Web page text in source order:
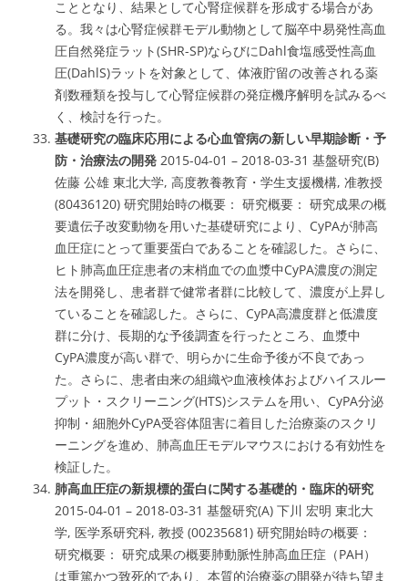
こととなり、結果として心腎症候群を形成する場合があ
る。我々は心腎症候群モデル動物として脳卒中易発性高血
圧自然発症ラット(SHR-SP)ならびにDahl食塩感受性高血
圧(DahlS)ラットを対象として、体液貯留の改善される薬
剤数種類を投与して心腎症候群の発症機序解明を試みるべ
く、検討を行った。
基礎研究の臨床応用による心血管病の新しい早期診断・予
防・治療法の開発 2015-04-01 – 2018-03-31 基盤研究(B)
佐藤 公雄 東北大学, 高度教養教育・学生支援機構, 准教授
(80436120) 研究開始時の概要： 研究概要： 研究成果の概
要遺伝子改変動物を用いた基礎研究により、CyPAが肺高
血圧症にとって重要蛋白であることを確認した。さらに、
ヒト肺高血圧症患者の末梢血での血漿中CyPA濃度の測定
法を開発し、患者群で健常者群に比較して、濃度が上昇し
ていることを確認した。さらに、CyPA高濃度群と低濃度
群に分け、長期的な予後調査を行ったところ、血漿中
CyPA濃度が高い群で、明らかに生命予後が不良であっ
た。さらに、患者由来の組織や血液検体およびハイスルー
プット・スクリーニング(HTS)システムを用い、CyPA分泌
抑制・細胞外CyPA受容体阻害に着目した治療薬のスクリ
ーニングを進め、肺高血圧モデルマウスにおける有効性を
検証した。
肺高血圧症の新規標的蛋白に関する基礎的・臨床的研究
2015-04-01 – 2018-03-31 基盤研究(A) 下川 宏明 東北大
学, 医学系研究科, 教授 (00235681) 研究開始時の概要：
研究概要： 研究成果の概要肺動脈性肺高血圧症（PAH）
は重篤かつ致死的であり、本質的治療薬の開発が待ち望ま